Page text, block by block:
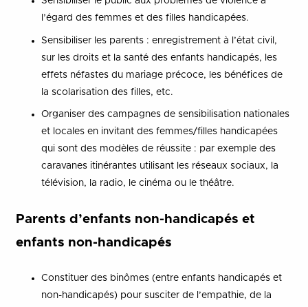
l’égard des femmes et des filles handicapées.
Sensibiliser les parents : enregistrement à l’état civil,
sur les droits et la santé des enfants handicapés, les
effets néfastes du mariage précoce, les bénéfices de
la scolarisation des filles, etc.
Organiser des campagnes de sensibilisation nationales
et locales en invitant des femmes/filles handicapées
qui sont des modèles de réussite : par exemple des
caravanes itinérantes utilisant les réseaux sociaux, la
télévision, la radio, le cinéma ou le théâtre.
Parents d’enfants non-handicapés et
enfants non-handicapés
Constituer des binômes (entre enfants handicapés et
non-handicapés) pour susciter de l’empathie, de la